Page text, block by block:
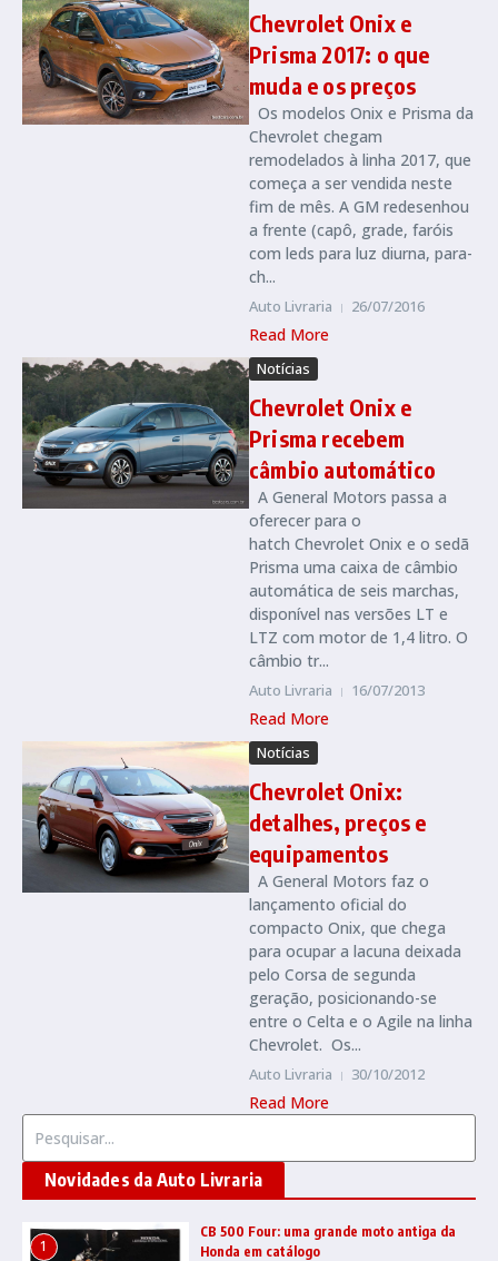
Chevrolet Onix e
Prisma 2017: o que
muda e os preços
Os modelos Onix e Prisma da
Chevrolet chegam
remodelados à linha 2017, que
começa a ser vendida neste
fim de mês. A GM redesenhou
a frente (capô, grade, faróis
com leds para luz diurna, para-
ch...
Auto Livraria 26/07/2016
Read More
Notícias
Chevrolet Onix e
Prisma recebem
câmbio automático
A General Motors passa a
oferecer para o
hatch Chevrolet Onix e o sedã
Prisma uma caixa de câmbio
automática de seis marchas,
disponível nas versões LT e
LTZ com motor de 1,4 litro. O
câmbio tr...
Auto Livraria 16/07/2013
Read More
Notícias
Chevrolet Onix:
detalhes, preços e
equipamentos
A General Motors faz o
lançamento oficial do
compacto Onix, que chega
para ocupar a lacuna deixada
pelo Corsa de segunda
geração, posicionando-se
entre o Celta e o Agile na linha
Chevrolet. Os...
Auto Livraria 30/10/2012
Read More
Novidades da Auto Livraria
1
CB 500 Four: uma grande moto antiga da
Honda em catálogo